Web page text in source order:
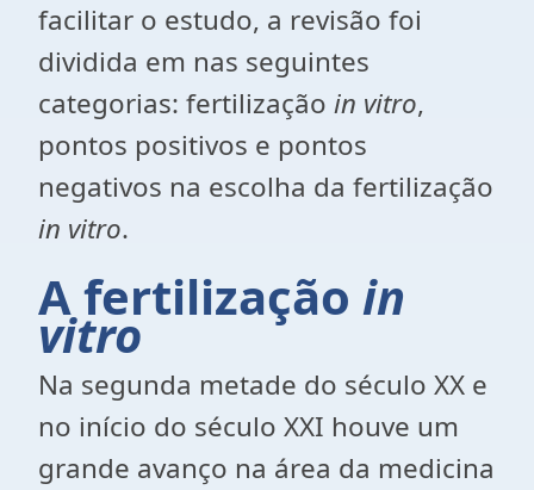
facilitar o estudo, a revisão foi
dividida em nas seguintes
categorias: fertilização in vitro,
pontos positivos e pontos
negativos na escolha da fertilização
in vitro.
A fertilização in
vitro
Na segunda metade do século XX e
no início do século XXI houve um
grande avanço na área da medicina